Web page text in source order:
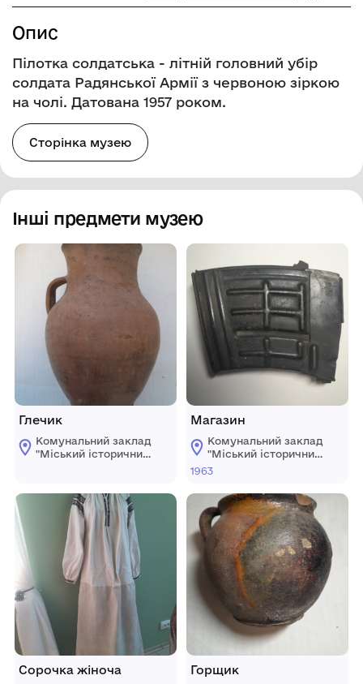
Опис
Пілотка солдатська - літній головний убір
солдата Радянської Армії з червоною зіркою
на чолі. Датована 1957 роком.
Сторінка музею
Інші предмети музею
Глечик
Комунальний заклад
"Mіський історичний
Сорочка жіноча
Магазин
Комунальний заклад
"Mіський історичний
музей" Жмеринської
1963
Горщик